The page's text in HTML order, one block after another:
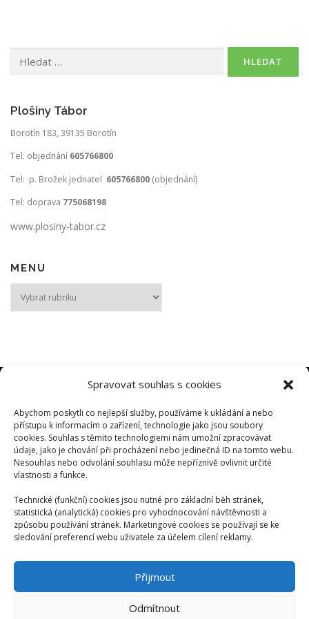
Spravovat souhlas s cookies
Abychom poskytli co nejlepší služby, používáme k ukládání a nebo
přístupu k informacím o zařízení, technologie jako jsou soubory
cookies. Souhlas s těmito technologiemi nám umožní zpracovávat
údaje, jako je chování při procházení nebo jedinečná ID na tomto webu.
Nesouhlas nebo odvolání souhlasu může nepříznivě ovlivnit určité
vlastnosti a funkce.
Technické (funkční) cookies jsou nutné pro základní běh stránek,
statistická (analytická) cookies pro vyhodnocování návštěvnosti a
způsobu používání stránek. Marketingové cookies se používají se ke
sledování preferencí webu uživatele za účelem cílení reklamy.
Přijmout
Odmítnout
Plošiny Tábor
Borotín 183, 39135 Borotín
Tel: objednání 605766800
Tel: p. Brožek jednatel 605766800 (objednání)
Tel: doprava 775068198
www.plosiny-tabor.cz
MENU
PLOŠINY TÁBOR
www.plosiny-tabor.cz
PŮJČOVNA MINIJEŘÁBY
www.manipulace-minijeraby.cz
ZEMNÍ PRÁCE